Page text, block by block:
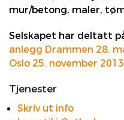
mur/betong, maler,
Selskapet har deltatt
anlegg Drammen 28.
Oslo 25. november 2013
Tjenester
Skriv ut info